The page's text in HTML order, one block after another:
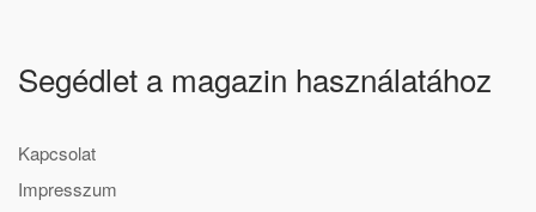
Segédlet a magazin használatához
Kapcsolat
Impresszum